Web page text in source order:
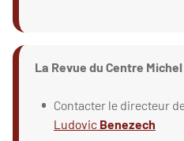
La Revue du Centre
Contacter le directeur
Ludovic Benezech